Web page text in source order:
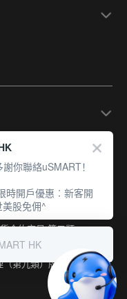
央編號：
合約交易(第二類) 、
意見(第五類) 、就機
第九類）牌照。
你聯絡uSMART！
時開戶優惠︰新客開
股免佣^
HK